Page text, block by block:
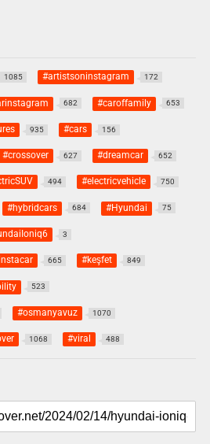
1085 #artistsoninstagram 172
682 #caroffamily 653
935 #cars 156
#crossover 627 #dreamcar 652
494 #electricvehicle 750
#hybridcars 684 #Hyundai 75
3
665 #keşfet 849
523
#osmanyavuz 1070
1068 #viral 488